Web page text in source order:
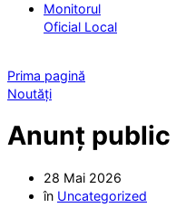
Monitorul
Oficial Local
Prima pagină
Noutăți
Anunț
28 Mai 2026
în Uncategorized